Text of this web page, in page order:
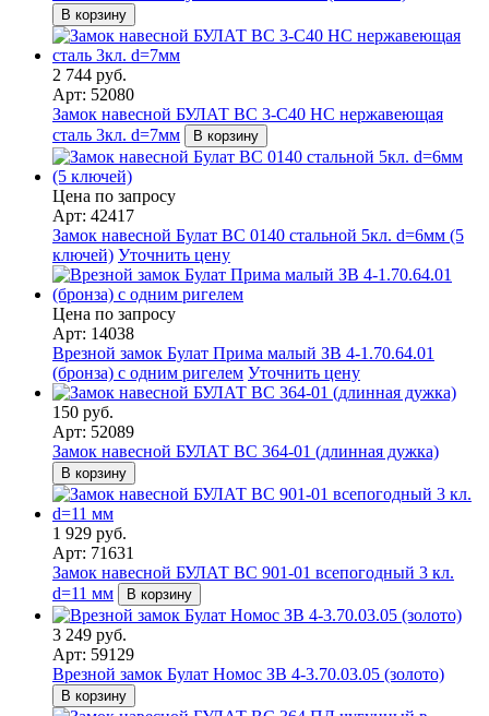
В корзину
2 744 руб.
Арт: 52080
Замок навесной БУЛАТ ВС 3-С40 НС нержавеющая
сталь 3кл. d=7мм
В корзину
Цена по запросу
Арт: 42417
Замок навесной Булат ВС 0140 стальной 5кл. d=6мм (5
ключей) Уточнить цену
Цена по запросу
Арт: 14038
Врезной замок Булат Прима малый ЗВ 4-1.70.64.01
(бронза) с одним ригелем Уточнить цену
150 руб.
Арт: 52089
Замок навесной БУЛАТ ВС 364-01 (длинная дужка)
В корзину
1 929 руб.
Арт: 71631
Замок навесной БУЛАТ ВС 901-01 всепогодный 3 кл.
d=11 мм
В корзину
3 249 руб.
Арт: 59129
Врезной замок Булат Номос ЗВ 4-3.70.03.05 (золото)
В корзину